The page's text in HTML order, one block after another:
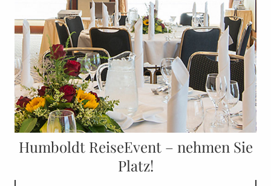
Humboldt ReiseEvent – nehmen Sie
Platz!